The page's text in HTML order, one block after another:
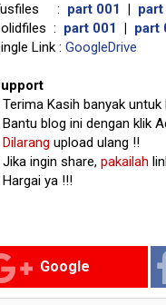
: part 001 |
: part 001 | part
Link : GoogleDrive
Terima Kasih banyak
Bantu blog ini dengan klik
Dilarang upload ulang !!
ingin share, pakailah
ya !!!
Google